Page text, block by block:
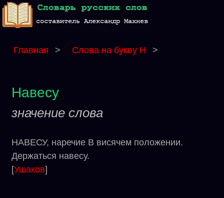
Главная > Слова на букву Н >
Навесу
значение слова
НАВЕСУ, наречие В висячем положении.
Держаться навесу.
[Ушаков]